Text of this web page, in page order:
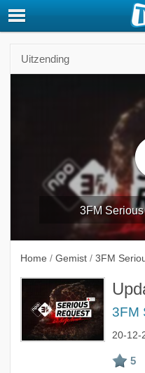
Uitzending
3FM
Home / Gemist / 3FM
3FM
20-12-